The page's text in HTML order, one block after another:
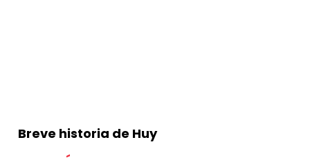
Breve historia de Huy